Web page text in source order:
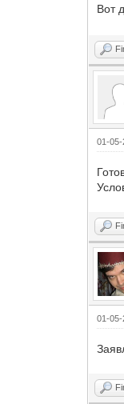
Вот
01-05-
01-05-